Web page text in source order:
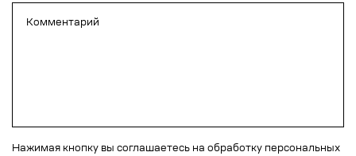
Нажимая кнопку вы соглашаетесь на обработку персональных